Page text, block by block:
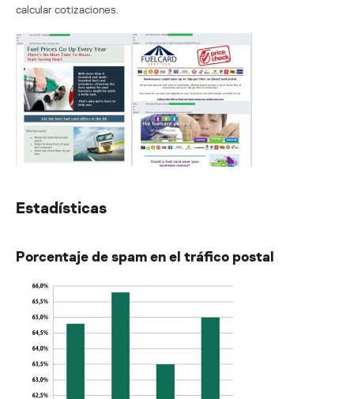
calcular cotizaciones.
Estadísticas
Porcentaje de spam en el tráfico postal